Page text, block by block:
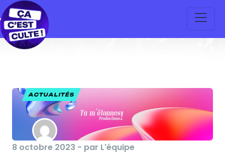
ACTUALITÉS
8 octobre 2023 - par L'équipe